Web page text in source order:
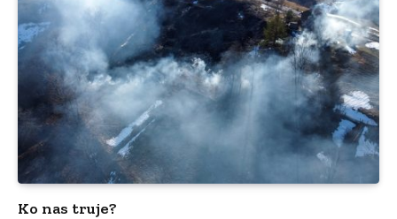
Ko nas truje?